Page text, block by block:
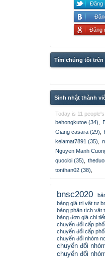
Đăng
Đăng
Tìm chúng tôi trên
Sinh nhật thành
Today is 11 people's
behongkutoe (34)
Giang casara (29)
kelamat7891 (35)
Nguyen Manh
quocloi (35)
tonthan02 (38)
bnsc2020
bảng giá trị vật tư
bảng phân tích vật
bảng đơn giá chi
chuyển đổi cấp
chuyển đổi cấp
chuyển đổi nhóm
chuyển đổi
chuyển đổi